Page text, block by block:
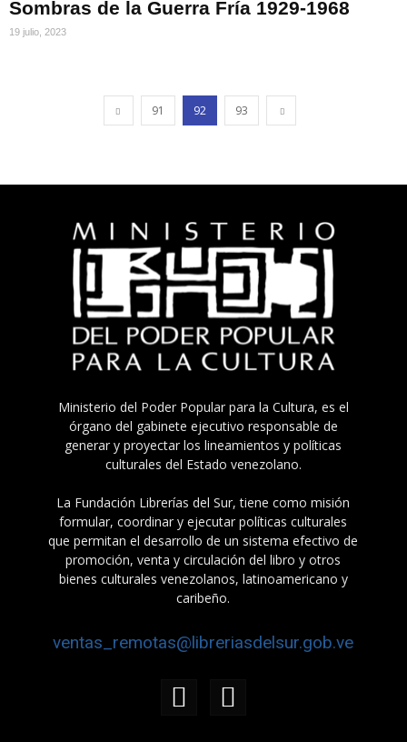
Sombras de la Guerra Fría 1929-1968
19 julio, 2023
91 92 93
Ministerio del Poder Popular para la Cultura, es el
órgano del gabinete ejecutivo responsable de
generar y proyectar los lineamientos y políticas
culturales del Estado venezolano.
La Fundación Librerías del Sur, tiene como misión
formular, coordinar y ejecutar políticas culturales
que permitan el desarrollo de un sistema efectivo de
promoción, venta y circulación del libro y otros
bienes culturales venezolanos, latinoamericano y
caribeño.
ventas_remotas@libreriasdelsur.gob.ve